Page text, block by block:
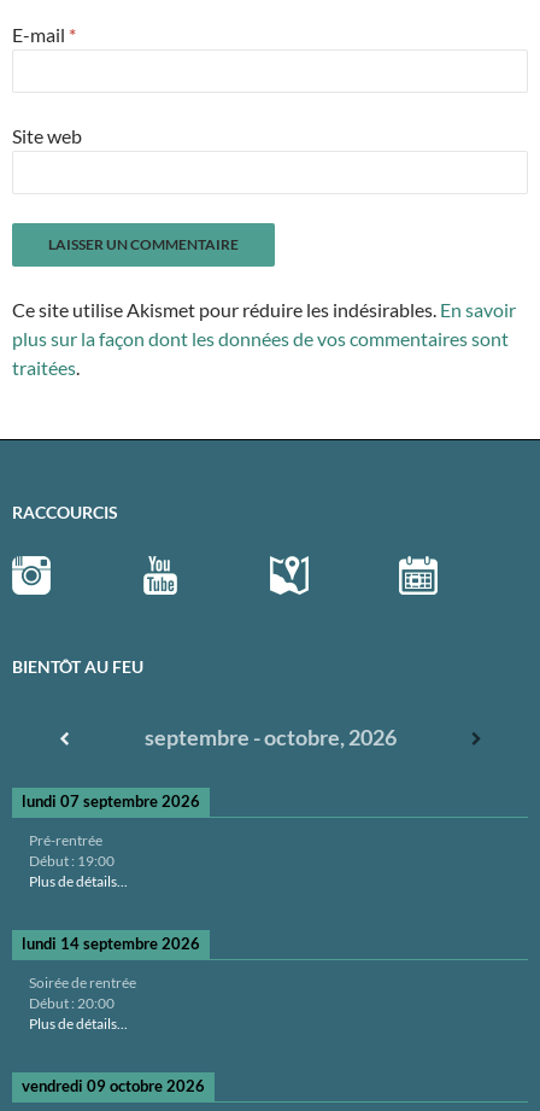
E-mail *
Site web
Ce site utilise Akismet pour réduire les indésirables. En savoir
plus sur la façon dont les données de vos commentaires sont
traitées.
RACCOURCIS
BIENTÔT AU FEU
septembre - octobre, 2026
lundi 07 septembre 2026
Pré-rentrée
Début : 19:00
Plus de détails...
lundi 14 septembre 2026
Soirée de rentrée
Début : 20:00
Plus de détails...
vendredi 09 octobre 2026